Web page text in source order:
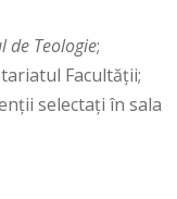
de Teologie;
Facultăţii;
selectaţi în sala